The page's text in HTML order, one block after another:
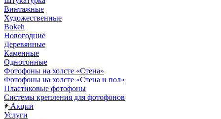
Винтажные
Художественные
Bokeh
Новогодние
Деревянные
Каменные
Однотонные
Фотофоны на холсте «Стена»
Фотофоны на холсте «Стена и пол»
Пластиковые фотофоны
Системы крепления для фотофонов
Акции
Услуги